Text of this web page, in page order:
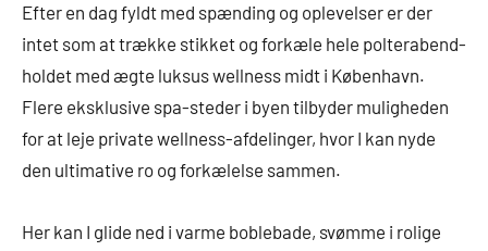
Efter en dag fyldt med spænding og oplevelser er der
intet som at trække stikket og forkæle hele polterabend-
holdet med ægte luksus wellness midt i København.
Flere eksklusive spa-steder i byen tilbyder muligheden
for at leje private wellness-afdelinger, hvor I kan nyde
den ultimative ro og forkælelse sammen.
Her kan I glide ned i varme boblebade, svømme i rolige